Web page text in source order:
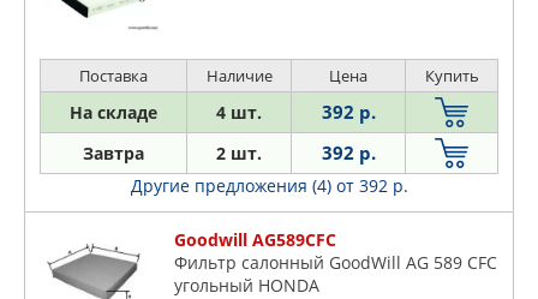
Поставка Наличие Цена Купить
На складе 4 шт. 392 р.
Завтра 2 шт. 392 р.
Другие предложения (4) от 392 р.
Goodwill AG589CFC
Фильтр салонный GoodWill AG 589 CFC
угольный HONDA